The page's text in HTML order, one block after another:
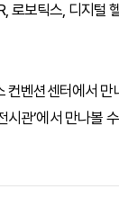
로보틱스, 디지털
컨벤션센터에서 만
시관’에서 만나볼